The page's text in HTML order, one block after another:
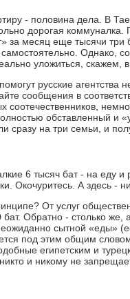
- половина дела. В
дорогая коммуналка.
за месяц еще тысячи
самостоятельно. Однако,
уложиться,
русские
сообщения в
соотечественников,
обставленный и
сразу на три семьи, и
6 тысяч бат - на еду
Окочуритесь. А здесь -
От услуг
Обратно - столько
сытной «еды»
под этим общим
египетским и
и никому не